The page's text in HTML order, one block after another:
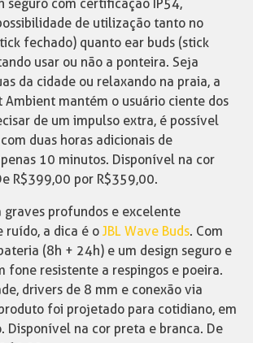
seguro com certificação IP54,
de utilização tanto no
fechado) quanto ear buds (stick
usar ou não a ponteira. Seja
da cidade ou relaxando na praia, a
Ambient mantém o usuário ciente dos
de um impulso extra, é possível
duas horas adicionais de
10 minutos. Disponível na cor
R$399,00 por R$359,00.
graves profundos e excelente
ruído, a dica é o JBL Wave Buds. Com
(8h + 24h) e um design seguro e
fone resistente a respingos e poeira.
drivers de 8 mm e conexão via
foi projetado para cotidiano, em
Disponível na cor preta e branca. De